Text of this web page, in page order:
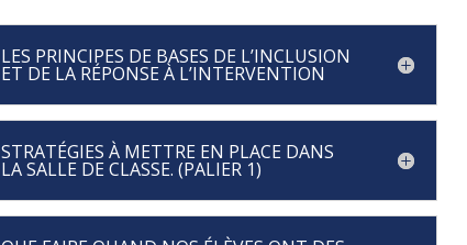
LES PRINCIPES DE BASES DE L’INCLUSION
ET DE LA RÉPONSE À L’INTERVENTION
STRATÉGIES À METTRE EN PLACE DANS
LA SALLE DE CLASSE. (PALIER 1)